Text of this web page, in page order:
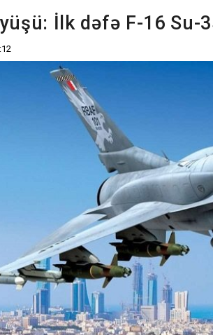
İlk dəfə F-16 Su-